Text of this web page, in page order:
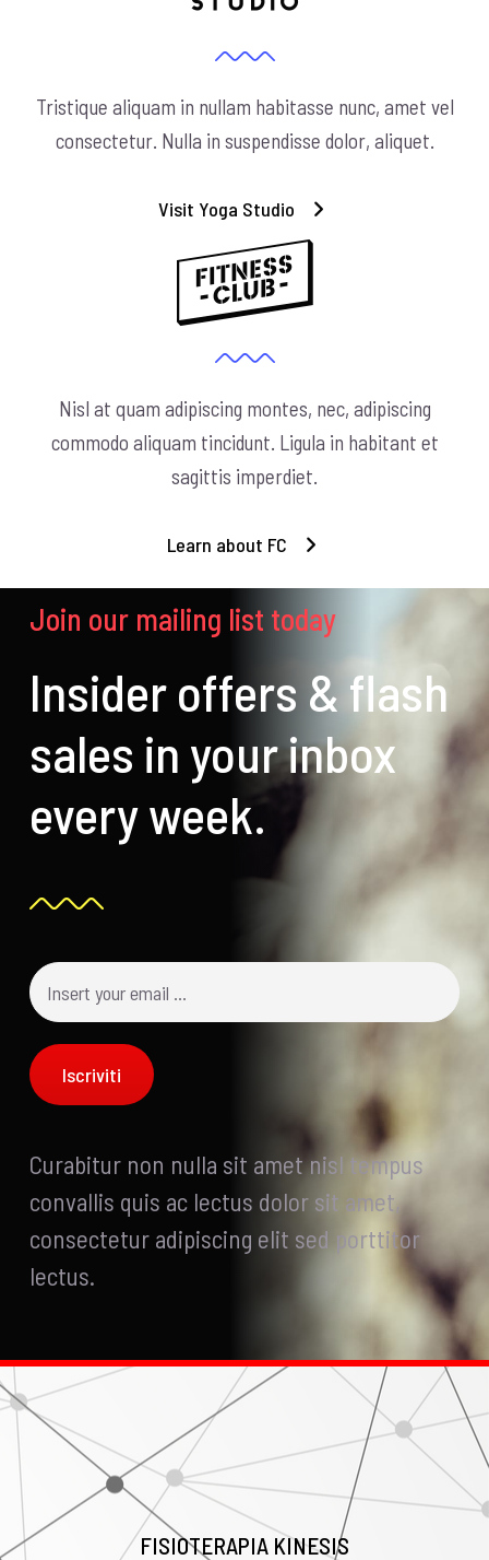
Tristique aliquam in nullam habitasse nunc, amet vel
consectetur. Nulla in suspendisse dolor, aliquet.
Visit Yoga Studio
Nisl at quam adipiscing montes, nec, adipiscing
commodo aliquam tincidunt. Ligula in habitant et
sagittis imperdiet.
Learn about FC
Join our mailing list today
Insider offers & flash
sales in your inbox
every week.
Curabitur non nulla sit amet nisl tempus
convallis quis ac lectus dolor sit amet,
consectetur adipiscing elit sed porttitor
lectus.
FISIOTERAPIA KINESIS